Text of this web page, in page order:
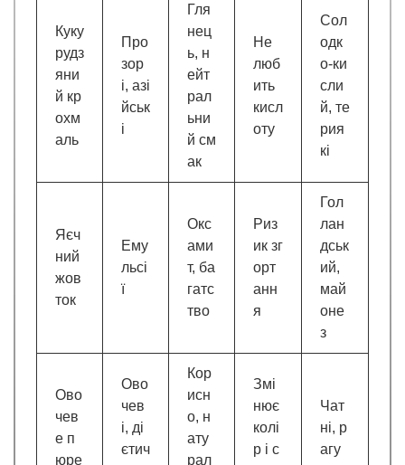
Куку
рудз
яни
й кр
охм
аль
Про
зор
і, азі
йськ
і
Гля
нец
ь, н
ейт
рал
ьни
й см
ак
Не
люб
ить
кисл
оту
Сол
одк
о-ки
сли
й, те
рия
кі
Яєч
ний
жов
ток
Ему
льсі
ї
Окс
ами
т, ба
гатс
тво
Риз
ик зг
орт
анн
я
Гол
лан
дськ
ий,
май
оне
з
Ово
чев
е п
юре
Ово
чев
і, ді
єтич
Кор
исн
о, н
ату
рал
Змі
нює
колі
р і с
Чат
ні, р
агу